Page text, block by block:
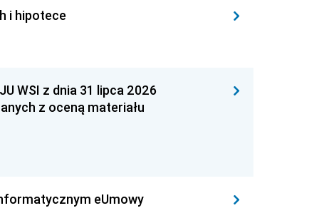
i hipotece
WSI z dnia 31 lipca 2026
z oceną materiału
eUmowy